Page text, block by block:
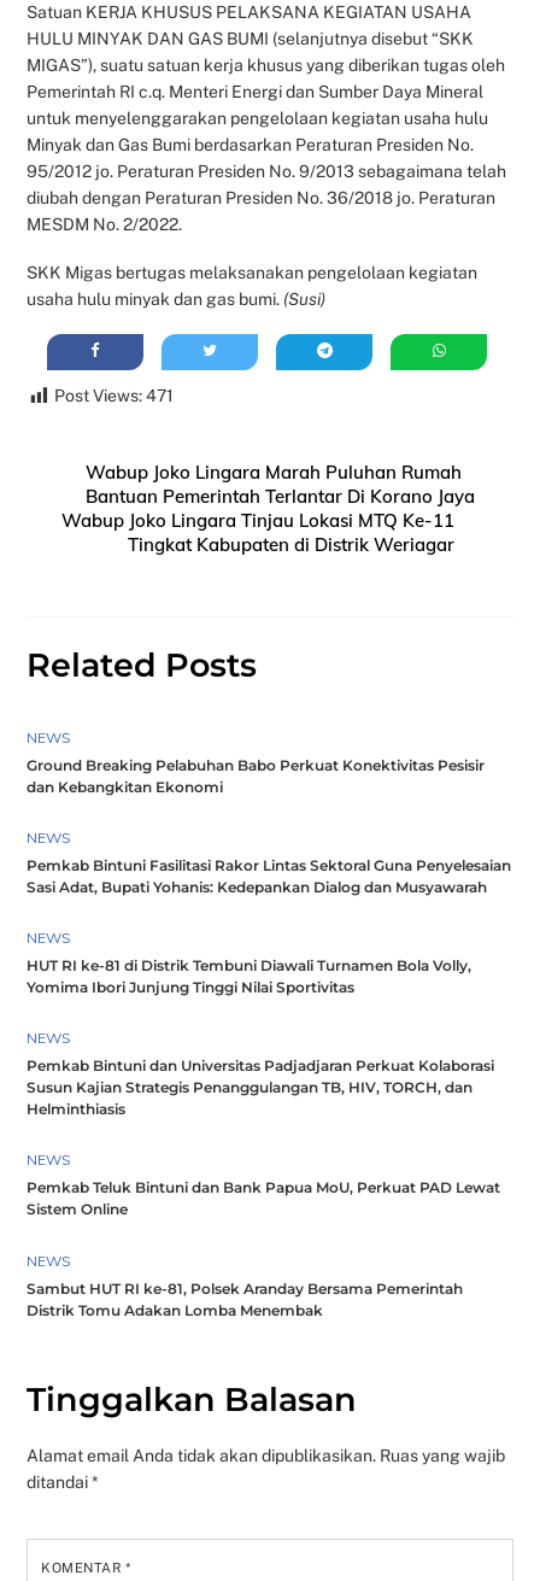
Satuan KERJA KHUSUS PELAKSANA KEGIATAN USAHA
HULU MINYAK DAN GAS BUMI (selanjutnya disebut “SKK
MIGAS”), suatu satuan kerja khusus yang diberikan tugas oleh
Pemerintah RI c.q. Menteri Energi dan Sumber Daya Mineral
untuk menyelenggarakan pengelolaan kegiatan usaha hulu
Minyak dan Gas Bumi berdasarkan Peraturan Presiden No.
95/2012 jo. Peraturan Presiden No. 9/2013 sebagaimana telah
diubah dengan Peraturan Presiden No. 36/2018 jo. Peraturan
MESDM No. 2/2022.
SKK Migas bertugas melaksanakan pengelolaan kegiatan
usaha hulu minyak dan gas bumi. (Susi)
Post Views: 471
Wabup Joko Lingara Marah Puluhan Rumah
Bantuan Pemerintah Terlantar Di Korano Jaya
Wabup Joko Lingara Tinjau Lokasi MTQ Ke-11
Tingkat Kabupaten di Distrik Weriagar
Related Posts
NEWS
Ground Breaking Pelabuhan Babo Perkuat Konektivitas Pesisir
dan Kebangkitan Ekonomi
NEWS
Pemkab Bintuni Fasilitasi Rakor Lintas Sektoral Guna Penyelesaian
Sasi Adat, Bupati Yohanis: Kedepankan Dialog dan Musyawarah
NEWS
HUT RI ke-81 di Distrik Tembuni Diawali Turnamen Bola Volly,
Yomima Ibori Junjung Tinggi Nilai Sportivitas
NEWS
Pemkab Bintuni dan Universitas Padjadjaran Perkuat Kolaborasi
Susun Kajian Strategis Penanggulangan TB, HIV, TORCH, dan
Helminthiasis
NEWS
Pemkab Teluk Bintuni dan Bank Papua MoU, Perkuat PAD Lewat
Sistem Online
NEWS
Sambut HUT RI ke-81, Polsek Aranday Bersama Pemerintah
Distrik Tomu Adakan Lomba Menembak
Tinggalkan Balasan
Alamat email Anda tidak akan dipublikasikan. Ruas yang wajib
ditandai*
KOMENTAR*